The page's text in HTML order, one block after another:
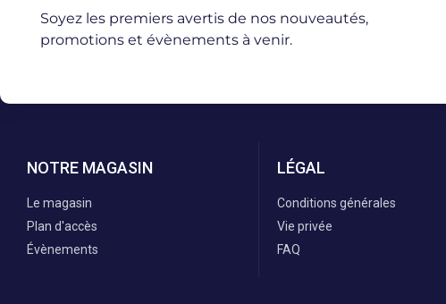
Soyez les premiers avertis de nos nouveautés,
promotions et évènements à venir.
NOTRE MAGASIN
Le magasin
Plan d'accès
Évènements
LÉGAL
Conditions générales
Vie privée
FAQ